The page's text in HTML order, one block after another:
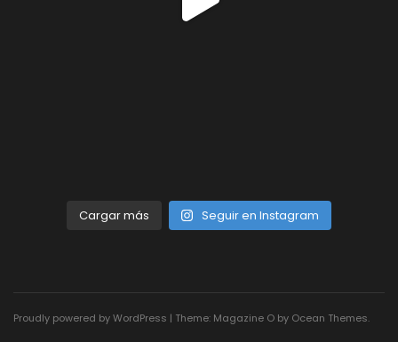
Cargar más Seguir en Instagram
Proudly powered by WordPress | Theme: Magazine O by Ocean Themes.